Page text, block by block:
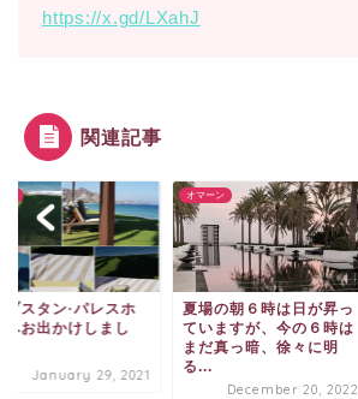
https://x.gd/LXahJ
関連記事
ブスタン·パレスホ
へお出かけしまし
January 29, 2021
オマーン
夏場の朝６時は日が昇っ
ていますが、今の６時は
まだ真っ暗、徐々に明
る...
December 20, 2022